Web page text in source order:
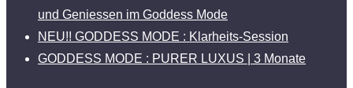
und Geniessen im Goddess Mode
NEU!! GODDESS MODE : Klarheits-Session
GODDESS MODE : PURER LUXUS | 3 Monate